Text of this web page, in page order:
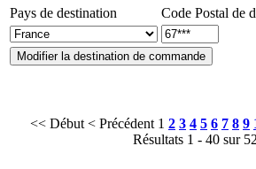
Pays de destination
Code Postal de
<< Début < Précédent 1 2 3 4 5 6 7 8 9
Résultats 1 - 40 sur